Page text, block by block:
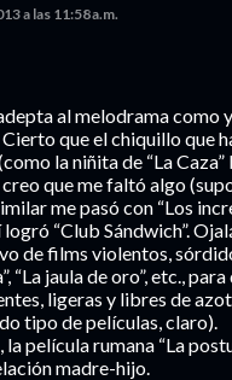
a las 11:58 a.m.
al melodrama como
que el chiquillo que
la niñita de “La
que me faltó algo
me pasó con “Los
“Club Sándwich”.
de films violentos,
“La jaula de oro”, etc.,
ligeras y libres de
tipo de películas, claro).
la película rumana “La
madre-hijo.